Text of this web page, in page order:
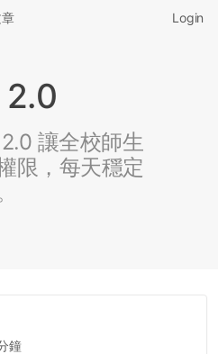
Login
2.0
讓全校師生
限，每天穩定
鐘